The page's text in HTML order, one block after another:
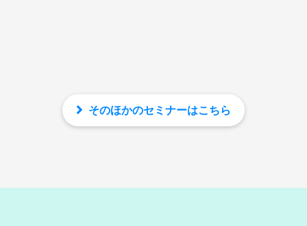
そのほかのセミナーはこちら